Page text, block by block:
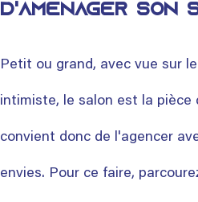
d'aménager son
Petit ou grand, avec vue sur
intimiste, le salon est la pièce
convient donc de l'agencer
envies. Pour ce faire,